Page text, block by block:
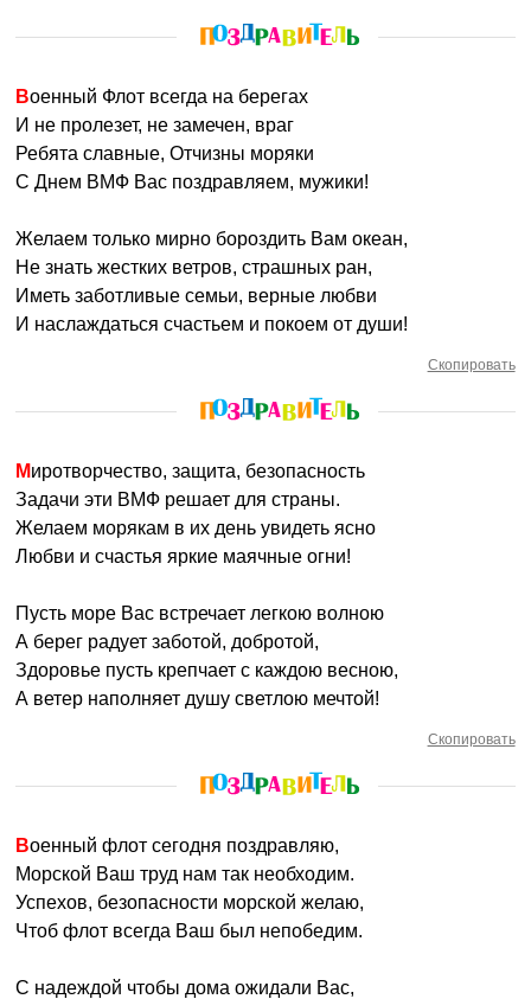
Военный Флот всегда на берегах
И не пролезет, не замечен, враг
Ребята славные, Отчизны моряки
С Днем ВМФ Вас поздравляем, мужики!
Желаем только мирно бороздить Вам океан,
Не знать жестких ветров, страшных ран,
Иметь заботливые семьи, верные любви
И наслаждаться счастьем и покоем от души!
Скопировать
Миротворчество, защита, безопасность
Задачи эти ВМФ решает для страны.
Желаем морякам в их день увидеть ясно
Любви и счастья яркие маячные огни!
Пусть море Вас встречает легкою волною
А берег радует заботой, добротой,
Здоровье пусть крепчает с каждою весною,
А ветер наполняет душу светлою мечтой!
Скопировать
Военный флот сегодня поздравляю,
Морской Ваш труд нам так необходим.
Успехов, безопасности морской желаю,
Чтоб флот всегда Ваш был непобедим.
С надеждой чтобы дома ожидали Вас,